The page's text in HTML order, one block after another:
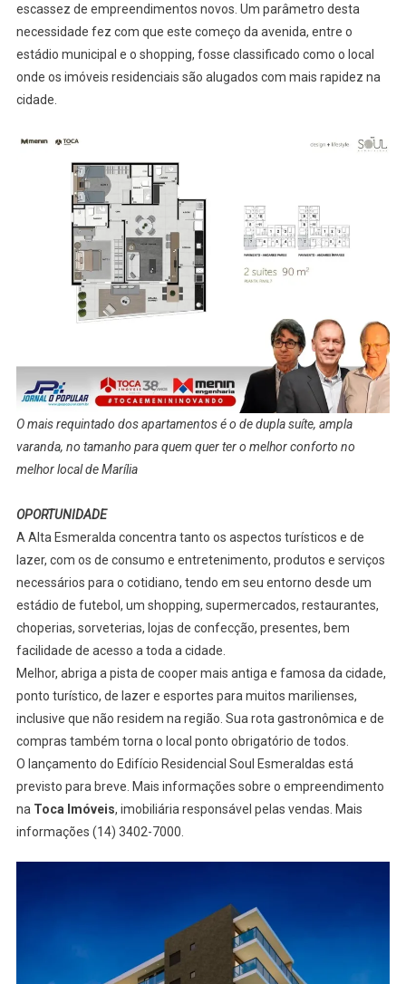
escassez de empreendimentos novos. Um parâmetro desta
necessidade fez com que este começo da avenida, entre o
estádio municipal e o shopping, fosse classificado como o local
onde os imóveis residenciais são alugados com mais rapidez na
cidade.
O mais requintado dos apartamentos é o de dupla suíte, ampla
varanda, no tamanho para quem quer ter o melhor conforto no
melhor local de Marília
OPORTUNIDADE
A Alta Esmeralda concentra tanto os aspectos turísticos e de
lazer, com os de consumo e entretenimento, produtos e serviços
necessários para o cotidiano, tendo em seu entorno desde um
estádio de futebol, um shopping, supermercados, restaurantes,
choperias, sorveterias, lojas de confecção, presentes, bem
facilidade de acesso a toda a cidade.
Melhor, abriga a pista de cooper mais antiga e famosa da cidade,
ponto turístico, de lazer e esportes para muitos marilienses,
inclusive que não residem na região. Sua rota gastronômica e de
compras também torna o local ponto obrigatório de todos.
O lançamento do Edifício Residencial Soul Esmeraldas está
previsto para breve. Mais informações sobre o empreendimento
na Toca Imóveis, imobiliária responsável pelas vendas. Mais
informações (14) 3402-7000.